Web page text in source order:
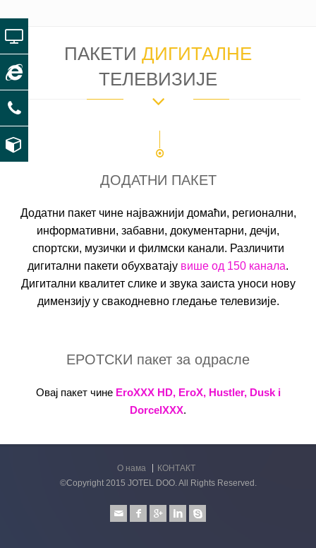
ПАКЕТИ ДИГИТАЛНЕ
ТЕЛЕВИЗИЈЕ
ДОДАТНИ ПАКЕТ
Додатни пакет чине најважнији домаћи, регионални,
информативни, забавни, документарни, дечји,
спортски, музички и филмски канали. Различити
дигитални пакети обухватају више од 150 канала.
Дигитални квалитет слике и звука заиста уноси нову
димензију у свакодневно гледање телевизије.
ЕРОТСКИ пакет за одрасле
Овај пакет чине EroXXX HD, EroX, Hustler, Dusk i
DorcelXXX.
О нама
КОНТАКТ
©Copyright 2015 JOTEL DOO. All Rights Reserved.